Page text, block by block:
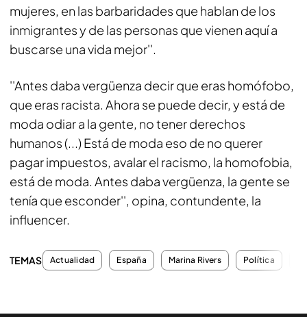
mujeres, en las barbaridades que hablan de los
inmigrantes y de las personas que vienen aquí a
buscarse una vida mejor''.
''Antes daba vergüenza decir que eras homófobo,
que eras racista. Ahora se puede decir, y está de
moda odiar a la gente, no tener derechos
humanos (...) Está de moda eso de no querer
pagar impuestos, avalar el racismo, la homofobia,
está de moda. Antes daba vergüenza, la gente se
tenía que esconder'', opina, contundente, la
influencer.
TEMAS Actualidad España Marina Rivers Política